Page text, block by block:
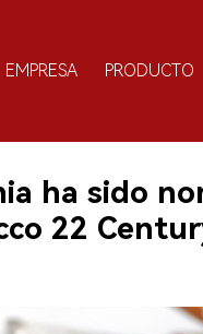
EMPRESA PRODUCTO
ha sido
22